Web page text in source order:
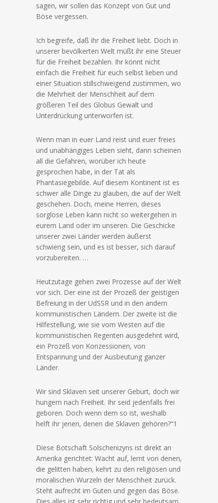
sagen, wir sollen das Konzept von Gut und
Böse vergessen.
Ich begreife, daß ihr die Freiheit liebt. Doch in
unserer bevölkerten Welt müßt ihr eine Steuer
für die Freiheit bezahlen. Ihr könnt nicht
einfach die Freiheit für euch selbst lieben und
einer Situation stillschweigend zustimmen, wo
die Mehrheit der Menschheit auf dem
größeren Teil des Globus Gewalt und
Unterdrückung unterworfen ist.
Wenn man in euer Land reist und euer freies
und unabhängiges Leben sieht, dann scheinen
all die Gefahren, worüber ich heute
gesprochen habe, in der Tat als
Phantasiegebilde. Auf diesem Kontinent ist es
schwer alle Dinge zu glauben, die auf der Welt
geschehen. Doch, meine Herren, dieses
sorglose Leben kann nicht so weitergehen in
eurem Land oder im unseren. Die Geschicke
unserer zwei Länder werden äußerst
schwierig sein, und es ist besser, sich darauf
vorzubereiten. …
Heutzutage gehen zwei Prozesse auf der Welt
vor sich. Der eine ist der Prozeß der geistigen
Befreiung in der UdSSR und in den andern
kommunistischen Ländern. Der zweite ist die
Hilfestellung, wie sie vom Westen auf die
kommunistischen Regenten ausgedehnt wird,
ein Prozeß von Konzessionen, von
Entspannung und der Ausbeutung ganzer
Länder.
Wir sind Sklaven seit unserer Geburt, doch wir
hungern nach Freiheit. Ihr seid jedenfalls frei
geboren. Doch wenn dem so ist, weshalb
helft ihr jenen, denen die Sklaven gehören?“1
Diese Botschaft Solschenizyns ist direkt an
Amerika gerichtet: Wacht auf, lernt von denen,
die gelitten haben, kehrt zu den religiösen und
moralischen Wurzeln der Menschheit zurück.
Steht aufrecht im Guten und gegen das Böse.